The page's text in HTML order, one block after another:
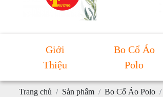
Giới
Thiệu
Bo Cổ Áo
Polo
Trang chủ Sản phẩm Bo Cổ Áo Polo